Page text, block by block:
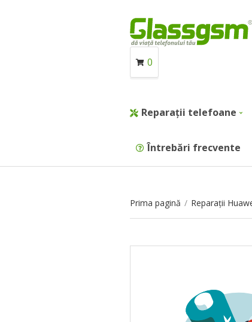
0
Reparații telefoane
Întrebări frecvente
Prima pagină / Reparații